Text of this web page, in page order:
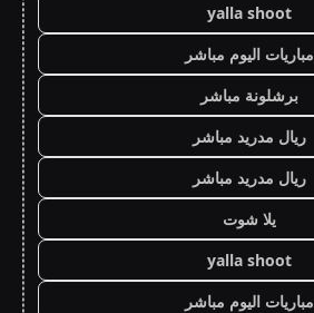
yalla shoot
مباريات اليوم مباشر
برشلونة مباشر
ريال مدريد مباشر
ريال مدريد مباشر
يلا شوت
yalla shoot
مباريات اليوم مباشر